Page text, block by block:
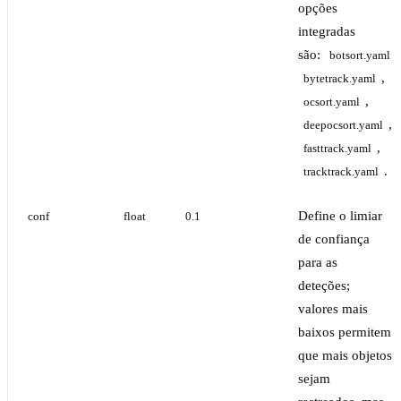
opções
integradas
são:
botsort.yaml
bytetrack.yaml ,
ocsort.yaml ,
deepocsort.yaml ,
fasttrack.yaml ,
tracktrack.yaml .
conf float 0.1
Define o limiar
de confiança
para as
deteções;
valores mais
baixos permitem
que mais objetos
sejam